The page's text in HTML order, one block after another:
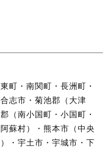
町・南関町・長洲町・
志市・菊池郡（大津
（南小国町・小国町・
蘇村）・熊本市（中央
・宇土市・宇城市・下